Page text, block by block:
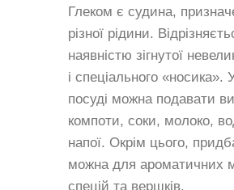
Глеком є судина,
різної рідини.
наявністю зігнутої
і спеціального «носика».
посуді можна подавати
компоти, соки, молоко,
напої. Окрім цього,
можна для ароматичних
спецій та вершків.